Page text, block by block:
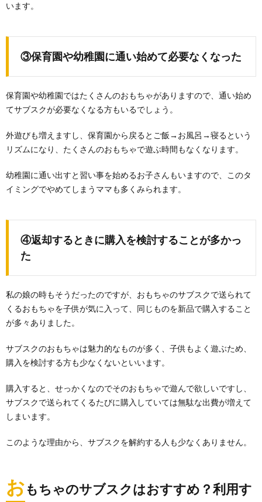
います。
③保育園や幼稚園に通い始めて必要なくなった
保育園や幼稚園ではたくさんのおもちゃがありますので、通い始め
てサブスクが必要なくなる方もいるでしょう。
外遊びも増えますし、保育園から戻るとご飯→お風呂→寝るという
リズムになり、たくさんのおもちゃで遊ぶ時間もなくなります。
幼稚園に通い出すと習い事を始めるお子さんもいますので、このタ
イミングでやめてしまうママも多くみられます。
④返却するときに購入を検討することが多かっ
た
私の娘の時もそうだったのですが、おもちゃのサブスクで送られて
くるおもちゃを子供が気に入って、同じものを新品で購入すること
が多々ありました。
サブスクのおもちゃは魅力的なものが多く、子供もよく遊ぶため、
購入を検討する方も少なくないといいます。
購入すると、せっかくなのでそのおもちゃで遊んで欲しいですし、
サブスクで送られてくるたびに購入していては無駄な出費が増えて
しまいます。
このような理由から、サブスクを解約する人も少なくありません。
おもちゃのサブスクはおすすめ？利用す